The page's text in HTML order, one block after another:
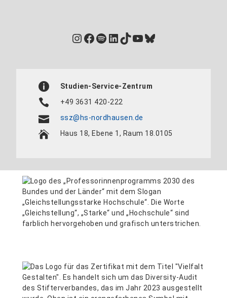
Instagram
Facebook
Spotify
LinkedIn
TikTok
YouTube
Bluesky
Studien-Service-Zentrum
+49 3631 420-222
ssz@hs-nordhausen.de
Haus 18, Ebene 1, Raum 18.0105